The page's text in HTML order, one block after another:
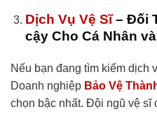
Dịch Vụ Vệ Sĩ– Đối
cậy Cho Cá Nhân
Nếu bạn đang tìm kiếm dịch
Doanh nghiệp Bảo Vệ
chọn bậc nhất. Đội ngũ vệ sĩ